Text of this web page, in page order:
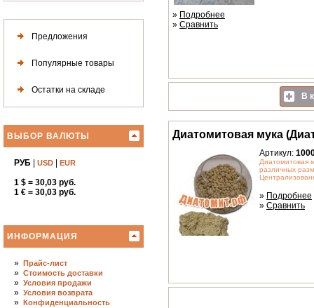
Предложения
Популярные товары
Остатки на складе
ВЫБОР ВАЛЮТЫ
РУБ USD EUR
1 $ = 30,03 руб.
1 € = 30,03 руб.
ИНФОРМАЦИЯ
» Прайс-лист
» Стоимость доставки
» Условия продажи
» Условия возврата
» Конфиденциальность
» Подробнее
» Сравнить
В
Диатомитовая мука
Артикул:
Диатомитовая
различных
» Подробнее
» Сравнить